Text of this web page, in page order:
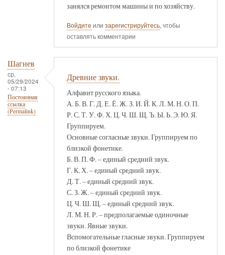
занялся ремонтом машины и по хозяйству.
Войдите или зарегистрируйтесь, чтобы
оставлять комментарии
Шагиев
ср,
05/29/2024
- 07:13
Постоянная
ссылка
(Permalink)
Древние звуки.
Алфавит русского языка.
А. Б. В. Г. Д. Е. Ё. Ж. З. И. Й. К. Л. М. Н. О. П.
Р. С. Т. У. Ф. Х. Ц. Ч. Ш. Щ. Ъ. Ы. Ь. Э. Ю. Я.
Группируем.
Основные согласные звуки. Группируем по
близкой фонетике.
Б. В. П. Ф. – единый средний звук.
Г. К. Х. – единый средний звук.
Д. Т. – единый средний звук.
С. З. Ж. – единый средний звук.
Ц. Ч. Ш. Щ. – единый средний звук.
Л. М. Н. Р. – предполагаемые одиночные
звуки. Явные звуки.
Вспомогательные гласные звуки. Группируем
по близкой фонетике